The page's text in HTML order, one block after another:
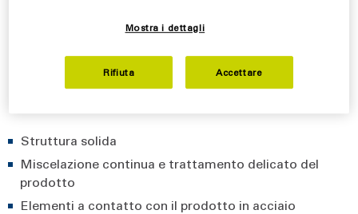
prodotto, il miscelatore Flottweg svolge al meglio le sue
Struttura solida
Miscelazione continua e trattamento delicato del
prodotto
Elementi a contatto con il prodotto in acciaio
Mostra i dettagli
Rifiuta Accettare